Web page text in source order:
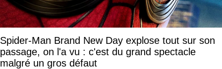
Spider-Man Brand New Day explose tout sur son
passage, on l'a vu : c'est du grand spectacle
malgré un gros défaut